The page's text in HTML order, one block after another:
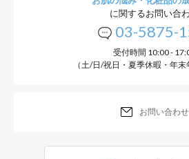
に関するお問い合
03-5875-
受付時間 10:00 -
（土/日/祝日・夏季休暇・年末
お問い合わせ